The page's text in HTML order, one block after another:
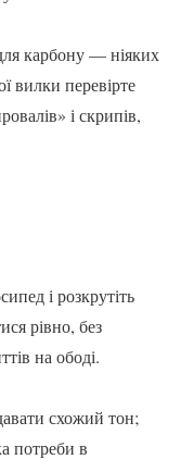
карбону — ніяких
вилки перевірте
і скрипів,
і розкрутіть
рівно, без
на ободі.
схожий тон;
потреби в